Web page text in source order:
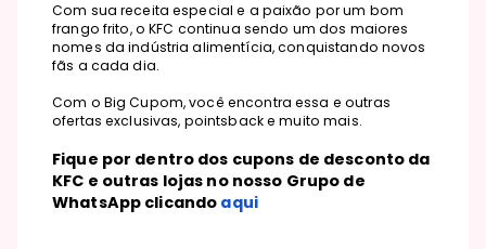
Com sua receita especial e a paixão por um bom
frango frito, o KFC continua sendo um dos maiores
nomes da indústria alimentícia, conquistando novos
fãs a cada dia.
Com o Big Cupom, você encontra essa e outras
ofertas exclusivas, pointsback e muito mais.
Fique por dentro dos cupons de desconto da
KFC e outras lojas no nosso Grupo de
WhatsApp clicando aqui